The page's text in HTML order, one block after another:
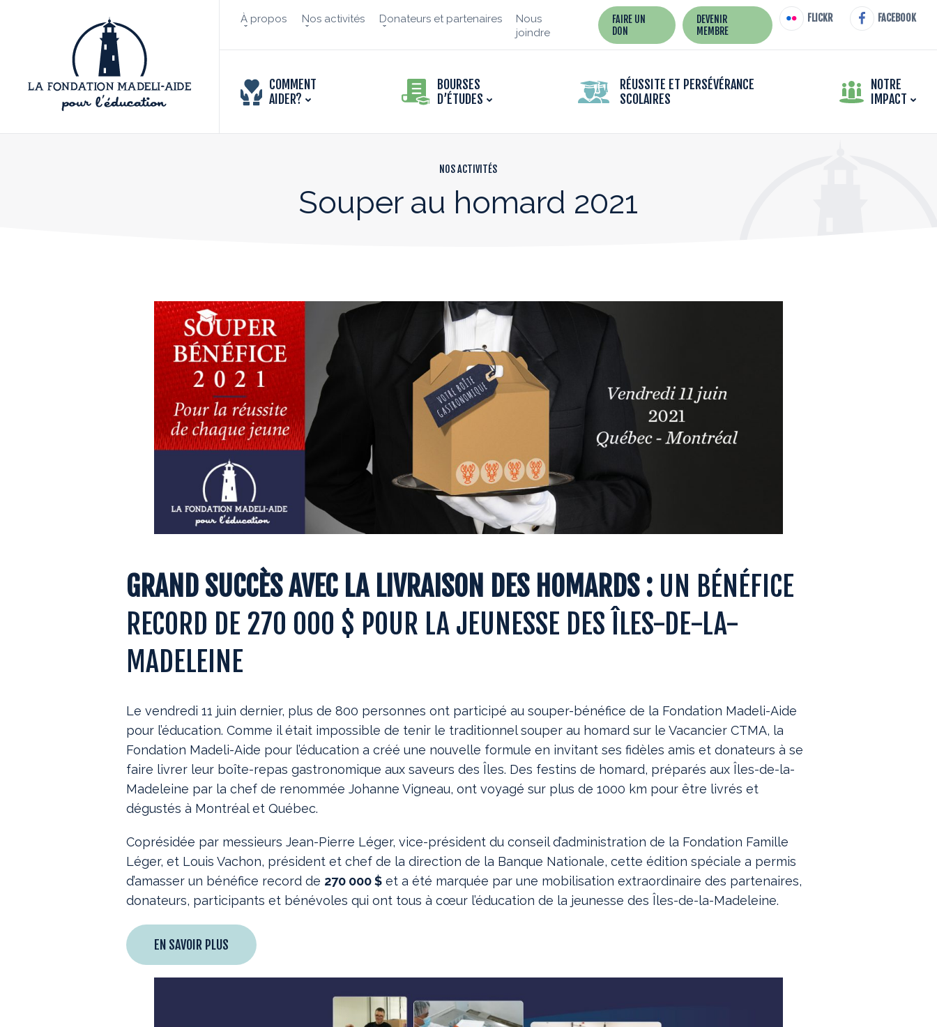
À propos Nos activités Donateurs et partenaires
Nous
joindre
FAIRE UN
DON
DEVENIR
MEMBRE
FLICKR FACEBOOK
COMMENT
AIDER?
BOURSES
D’ÉTUDES
RÉUSSITE ET PERSÉVÉRANCE
SCOLAIRES
NOTRE
IMPACT
NOS ACTIVITÉS
Souper au homard 2021
GRAND SUCCÈS AVEC LA LIVRAISON DES HOMARDS : UN BÉNÉFICE
RECORD DE 270 000 $ POUR LA JEUNESSE DES ÎLES-DE-LA-
MADELEINE
Le vendredi 11 juin dernier, plus de 800 personnes ont participé au souper-bénéfice de la Fondation Madeli-Aide
pour l’éducation. Comme il était impossible de tenir le traditionnel souper au homard sur le Vacancier CTMA, la
Fondation Madeli-Aide pour l’éducation a créé une nouvelle formule en invitant ses fidèles amis et donateurs à se
faire livrer leur boîte-repas gastronomique aux saveurs des Îles. Des festins de homard, préparés aux Îles-de-la-
Madeleine par la chef de renommée Johanne Vigneau, ont voyagé sur plus de 1000 km pour être livrés et
dégustés à Montréal et Québec.
Coprésidée par messieurs Jean-Pierre Léger, vice-président du conseil d’administration de la Fondation Famille
Léger, et Louis Vachon, président et chef de la direction de la Banque Nationale, cette édition spéciale a permis
d’amasser un bénéfice record de 270 000 $ et a été marquée par une mobilisation extraordinaire des partenaires,
donateurs, participants et bénévoles qui ont tous à cœur l’éducation de la jeunesse des Îles-de-la-Madeleine.
EN SAVOIR PLUS